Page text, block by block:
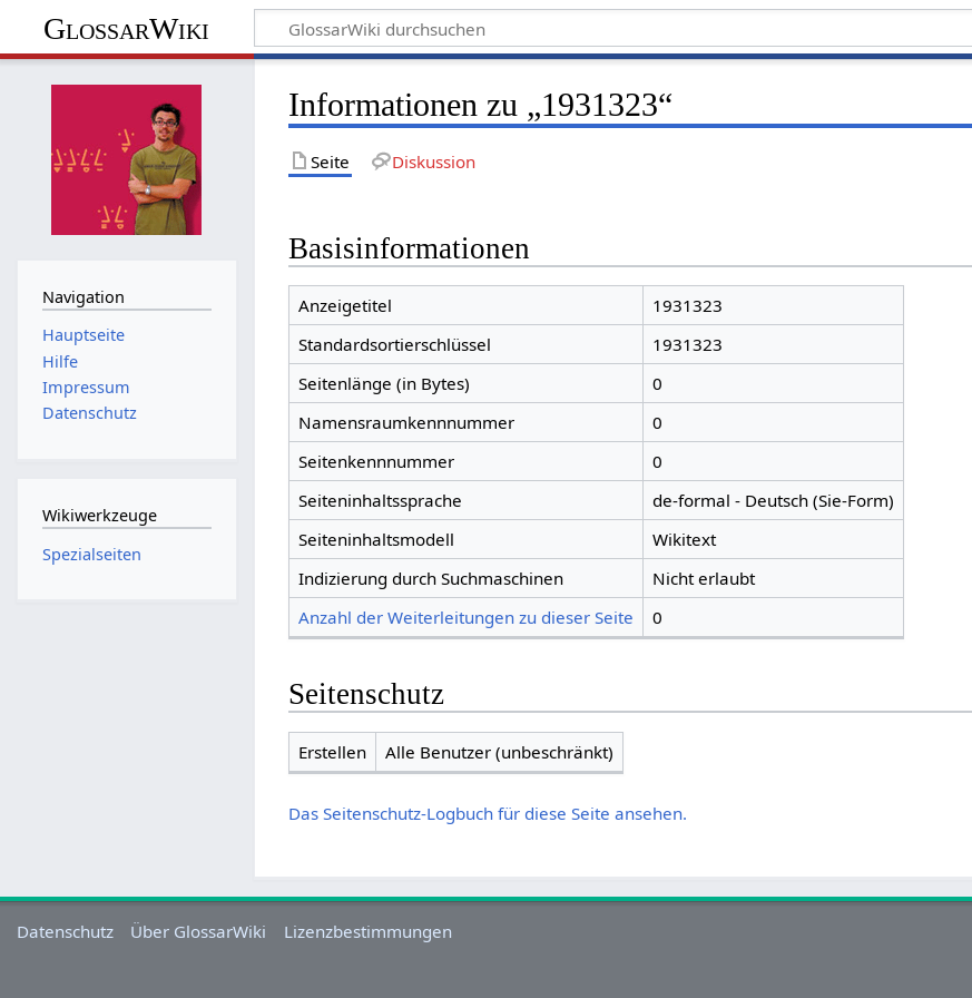
GlossarWiki
Informationen zu „1931323“
Seite Diskussion
Basisinformationen
Anzeigetitel
1931323
Standardsortierschlüssel
1931323
Seitenlänge (in Bytes)
0
Namensraumkennnummer
0
Seitenkennnummer
0
Seiteninhaltssprache
de-formal - Deutsch (Sie-Form)
Seiteninhaltsmodell
Wikitext
Indizierung durch Suchmaschinen
Nicht erlaubt
Anzahl der Weiterleitungen zu dieser Seite
0
Seitenschutz
Erstellen Alle Benutzer (unbeschränkt)
Das Seitenschutz-Logbuch für diese Seite ansehen.
Navigation
Hauptseite
Hilfe
Impressum
Datenschutz
Wikiwerkzeuge
Spezialseiten
Datenschutz Über GlossarWiki Lizenzbestimmungen